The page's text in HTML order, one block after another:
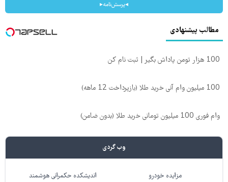
◂پرسش‌نامه▸
مطالب پیشنهادی
100 هزار تومن پاداش بگیر | ثبت نام کن
100 میلیون وام آنی خرید طلا (بازپرداخت 12 ماهه)
وام فوری 100 میلیون تومانی خرید طلا (بدون ضامن)
وب گردی
مزایده خودرو اندیشکده حکمرانی هوشمند